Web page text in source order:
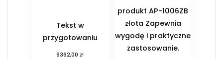
Tekst w
przygotowaniu
9362,00zł
produkt AP-1006ZB
złota Zapewnia
wygodę i praktyczne
zastosowanie.